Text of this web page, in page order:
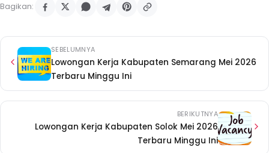
Bagikan:
SEBELUMNYA
Lowongan Kerja Kabupaten Semarang Mei 2026
Terbaru Minggu Ini
BERIKUTNYA
Lowongan Kerja Kabupaten Solok Mei 2026
Terbaru Minggu Ini